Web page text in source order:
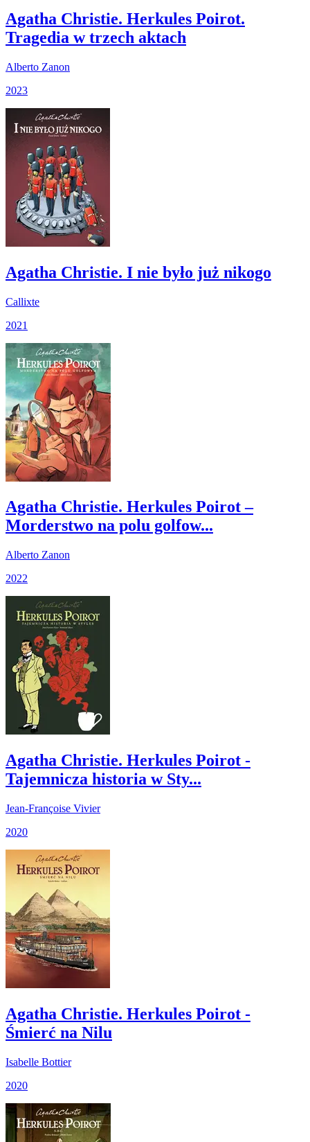
Agatha Christie. Herkules Poirot.
Tragedia w trzech aktach
Alberto Zanon
2023
Agatha Christie. I nie było już nikogo
Callixte
2021
Agatha Christie. Herkules Poirot –
Morderstwo na polu golfow...
Alberto Zanon
2022
Agatha Christie. Herkules Poirot -
Tajemnicza historia w Sty...
Jean-Françoise Vivier
2020
Agatha Christie. Herkules Poirot -
Śmierć na Nilu
Isabelle Bottier
2020